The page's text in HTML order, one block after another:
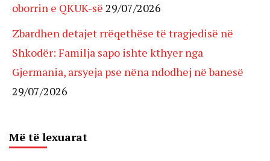
oborrin e QKUK-së 29/07/2026
Zbardhen detajet rrëqethëse të tragjedisë në
Shkodër: Familja sapo ishte kthyer nga
Gjermania, arsyeja pse nëna ndodhej në banesë
29/07/2026
Më të lexuarat